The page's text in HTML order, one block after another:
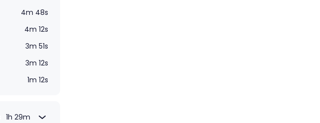
4m 48s
4m 12s
3m 51s
3m 12s
1m 12s
1h 29m